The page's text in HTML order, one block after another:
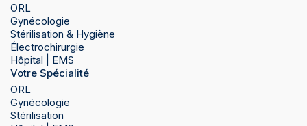
ORL
Gynécologie
Stérilisation & Hygiène
Électrochirurgie
Hôpital | EMS
Votre Spécialité
ORL
Gynécologie
Stérilisation